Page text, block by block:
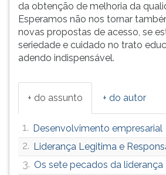
da obtenção de melhoria da
Esperamos não nos tornar
novas propostas de acesso, se
seriedade e cuidado no trato
adendo indispensável.
+ do assunto + do autor
1. Desenvolvimento empresarial
2. Liderança Legitima e
3. Os sete pecados da liderança